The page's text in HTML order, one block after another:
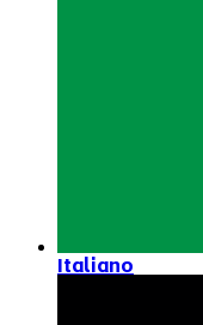
Italiano